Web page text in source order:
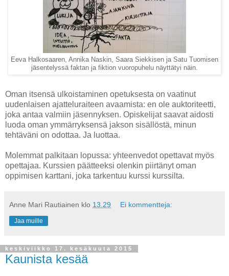
Eeva Halkosaaren, Annika Naskin, Saara Siekkisen ja Satu Tuomisen
jäsentelyssä faktan ja fiktion vuoropuhelu näyttätyi näin.
Oman itsensä ulkoistaminen opetuksesta on vaatinut
uudenlaisen ajatteluraiteen avaamista: en ole auktoriteetti,
joka antaa valmiin jäsennyksen. Opiskelijat saavat aidosti
luoda oman ymmärryksensä jakson sisällöstä, minun
tehtäväni on odottaa. Ja luottaa.
Molemmat palkitaan lopussa: yhteenvedot opettavat myös
opettajaa. Kurssien päätteeksi olenkin piirtänyt oman
oppimisen karttani, joka tarkentuu kurssi kurssilta.
Anne Mari Rautiainen klo 13.29 Ei kommentteja:
Jaa muille
keskiviikko 17. kesäkuuta 2015
Kaunista kesää